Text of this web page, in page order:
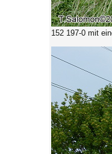
152 197-0 mit